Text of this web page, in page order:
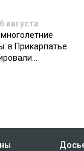
августа
в Прикарпатье